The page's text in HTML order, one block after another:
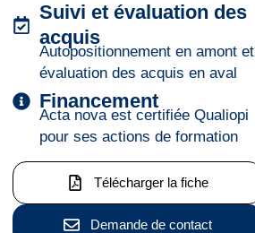
Suivi et évaluation des
acquis
Autopositionnement en amont et
évaluation des acquis en aval
Financement
Acta nova est certifiée Qualiopi
pour ses actions de formation
Télécharger la fiche
Demande de contact